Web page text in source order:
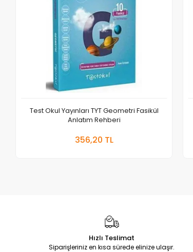
Test Okul Yayınları TYT Geometri Fasikül
Anlatım Rehberi
356,20 TL
Hızlı Teslimat
Siparişleriniz en kısa sürede elinize ulaşır.